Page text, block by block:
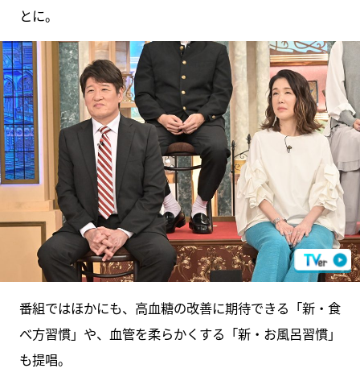
とに。
番組ではほかにも、高血糖の改善に期待できる「新・食
べ方習慣」や、血管を柔らかくする「新・お風呂習慣」
も提唱。